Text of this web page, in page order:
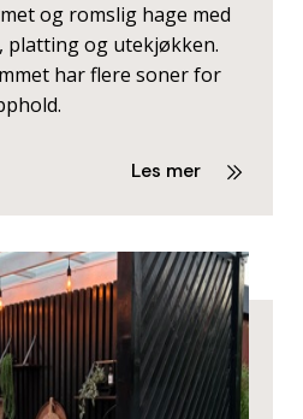
og romslig hage med
platting og utekjøkken.
har flere soner for
Les mer